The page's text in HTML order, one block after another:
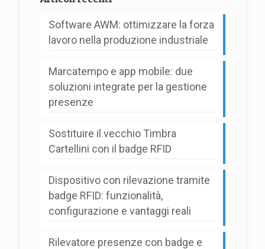
Software AWM: ottimizzare la forza
lavoro nella produzione industriale
Marcatempo e app mobile: due
soluzioni integrate per la gestione
presenze
Sostituire il vecchio Timbra
Cartellini con il badge RFID
Dispositivo con rilevazione tramite
badge RFID: funzionalità,
configurazione e vantaggi reali
Rilevatore presenze con badge e